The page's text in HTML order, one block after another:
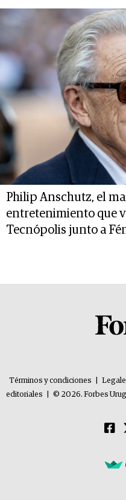
Philip Anschutz, el
entretenimiento que
Tecnópolis junto a
Términos y condiciones
editoriales
© 2026. Forbes